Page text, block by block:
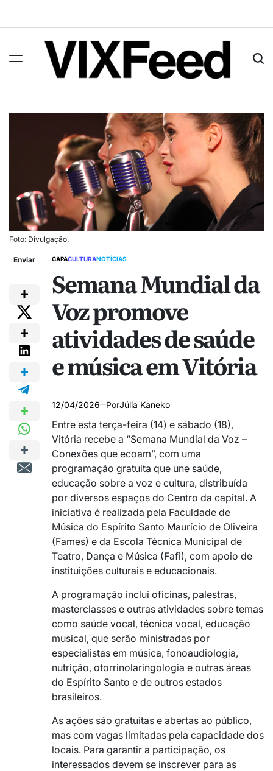
Foto: Divulgação.
Enviar CAPACULTURANOTÍCIAS
Semana Mundial da
Voz promove
atividades de saúde
e música em Vitória
12/04/2026 PorJúlia Kaneko
Entre esta terça-feira (14) e sábado (18),
Vitória recebe a “Semana Mundial da Voz –
Conexões que ecoam”, com uma
programação gratuita que une saúde,
educação sobre a voz e cultura, distribuída
por diversos espaços do Centro da capital. A
iniciativa é realizada pela Faculdade de
Música do Espírito Santo Maurício de Oliveira
(Fames) e da Escola Técnica Municipal de
Teatro, Dança e Música (Fafi), com apoio de
instituições culturais e educacionais.
A programação inclui oficinas, palestras,
masterclasses e outras atividades sobre temas
como saúde vocal, técnica vocal, educação
musical, que serão ministradas por
especialistas em música, fonoaudiologia,
nutrição, otorrinolaringologia e outras áreas
do Espírito Santo e de outros estados
brasileiros.
As ações são gratuitas e abertas ao público,
mas com vagas limitadas pela capacidade dos
locais. Para garantir a participação, os
interessados devem se inscrever para as